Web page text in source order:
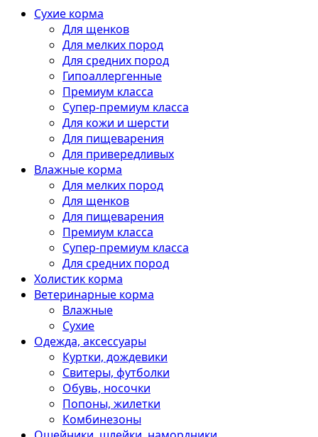
Сухие корма
Для щенков
Для мелких пород
Для средних пород
Гипоаллергенные
Премиум класса
Супер-премиум класса
Для кожи и шерсти
Для пищеварения
Для привередливых
Влажные корма
Для мелких пород
Для щенков
Для пищеварения
Премиум класса
Супер-премиум класса
Для средних пород
Холистик корма
Ветеринарные корма
Влажные
Сухие
Одежда, аксессуары
Куртки, дождевики
Свитеры, футболки
Обувь, носочки
Попоны, жилетки
Комбинезоны